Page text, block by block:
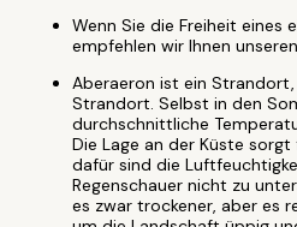
Wenn Sie die Freiheit eines
empfehlen wir Ihnen
Aberaeron ist ein
Strandort. Selbst in den
durchschnittliche
Die Lage an der Küste
dafür sind die
Regenschauer nicht zu
es zwar trockener, aber es